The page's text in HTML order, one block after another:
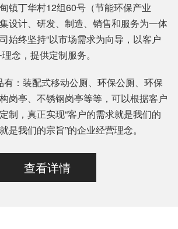
镇丁华村12组60号（节能环保产业
设计、研发、制造、销售和服务为一体
始终坚持“以市场需求为向导，以客户
念，提供定制服务。
：装配式移动公厕、环保公厕、环保
岗亭、不锈钢岗亭等等，可以根据客户
制，真正实现“客户的需求就是我们的
是我们的宗旨”的企业经营理念。
查看详情